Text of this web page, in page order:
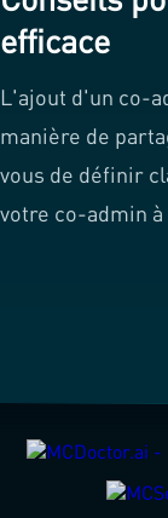
efficace
L'ajout d'un co-
manière de
vous de définir
votre co-admin